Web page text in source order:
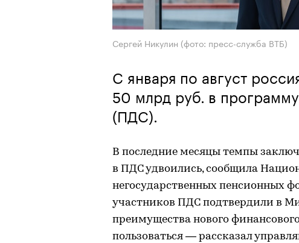
Сергей Никулин (фото: пресс-служба ВТБ)
С января по август
50 млрд руб. в
(ПДС).
В последние месяцы темпы
в ПДС удвоились, сообщила
негосударственных пенсионных
участников ПДС подтвердили в
преимущества нового
пользоваться — рассказал